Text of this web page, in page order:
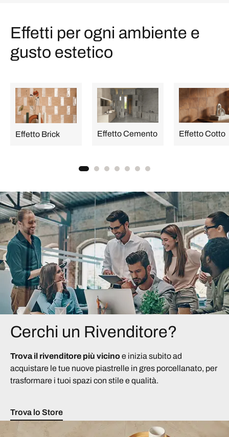
Effetti per ogni ambiente e
gusto estetico
Effetto Brick Effetto Cemento Effetto Cotto
Cerchi un Rivenditore?
Trova il rivenditore più vicinoe inizia subito ad
acquistare le tue nuove piastrelle in gres porcellanato, per
trasformare i tuoi spazi con stile e qualità.
Trova lo Store